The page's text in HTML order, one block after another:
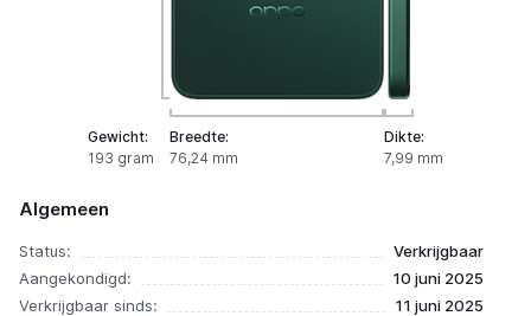
Gewicht:
193 gram
Breedte:
76,24 mm
Dikte:
7,99 mm
Algemeen
Status:
Verkrijgbaar
Aangekondigd:
10 juni 2025
Verkrijgbaar sinds:
11 juni 2025